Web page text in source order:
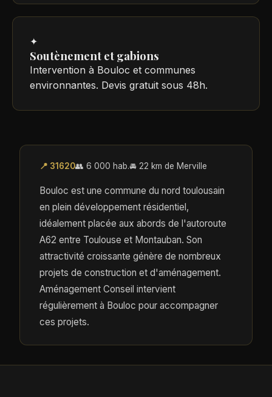
✦
Soutènement et gabions
Intervention à Bouloc et communes
environnantes. Devis gratuit sous 48h.
📍 31620👥 6 000 hab.🚘 22 km de Merville
Bouloc est une commune du nord toulousain
en plein développement résidentiel,
idéalement placée aux abords de l'autoroute
A62 entre Toulouse et Montauban. Son
attractivité croissante génère de nombreux
projets de construction et d'aménagement.
Aménagement Conseil intervient
régulièrement à Bouloc pour accompagner
ces projets.